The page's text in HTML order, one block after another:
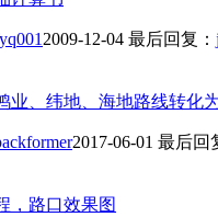
2009-12-04 最后回复：
业、纬地、海地路线转化
2017-06-01 最后回
，路口效果图